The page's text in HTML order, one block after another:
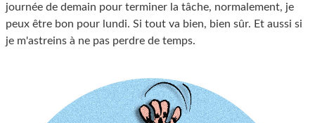
journée de demain pour terminer la tâche, normalement, je
peux être bon pour lundi. Si tout va bien, bien sûr. Et aussi si
je m'astreins à ne pas perdre de temps.